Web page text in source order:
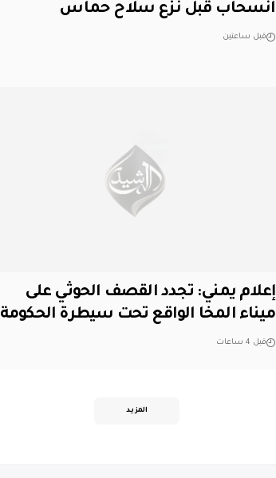
انسحاب قبل نزع سلاح حماس
قبل ساعتين
إعلام يمني: تجدد القصف الحوثي على
ميناء المخا الواقع تحت سيطرة الحكومة
قبل 4 ساعات
المزيد